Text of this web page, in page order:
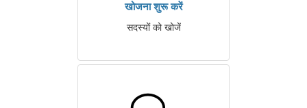
खोजना शुरू करें
सदस्यों को खोजें